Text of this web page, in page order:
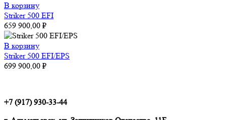
В корзину
Striker 500 EFI
659 900,00 ₽
В корзину
Striker 500 EFI/EPS
699 900,00 ₽
+7 (917) 930-33-44